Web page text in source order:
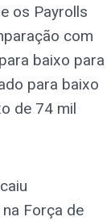
os Payrolls
com
baixo para
para baixo
de 74 mil
Força de